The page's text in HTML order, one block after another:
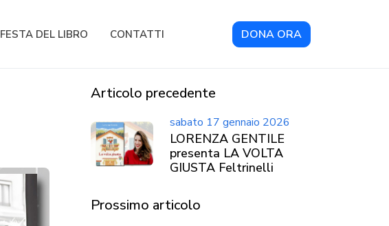
FESTA DEL LIBRO CONTATTI DONA ORA
Articolo precedente
sabato 17 gennaio 2026
LORENZA GENTILE
presenta LA VOLTA
GIUSTA Feltrinelli
Prossimo articolo